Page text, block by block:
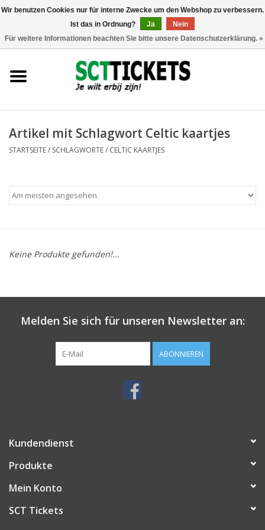
Frankreich
Artikel mit Schlagwort Celtic kaartjes
STARTSEITE/ SCHLAGWORTE/ CELTIC KAARTJES
Keine Produkte gefunden!...
Melden Sie sich für unseren Newsletter an:
ABONNIEREN
Kundendienst
Produkte
Mein Konto
SCT Tickets
Wir benutzen Cookies nur für interne Zwecke um den Webshop zu verbessern.
Ist das in Ordnung?
Ja
Nein
Für weitere Informationen beachten Sie bitte unsere Datenschutzerklärung. »